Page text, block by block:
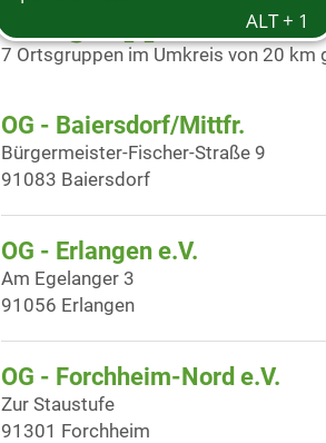
Ortsgruppen in der
7 Ortsgruppen im Umkreis von 20 km
OG - Baiersdorf/Mittfr.
Bürgermeister-Fischer-Straße 9
91083 Baiersdorf
OG - Erlangen e.V.
Am Egelanger 3
91056 Erlangen
OG - Forchheim-Nord e.V.
Zur Staustufe
91301 Forchheim